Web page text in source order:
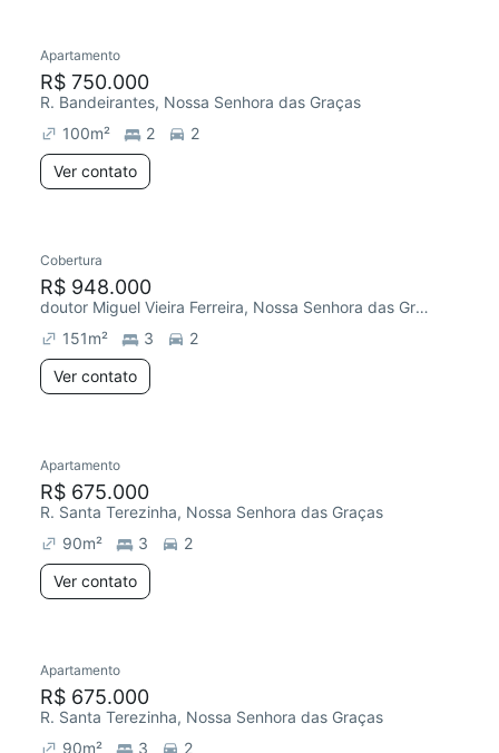
Apartamento
R$ 750.000
R. Bandeirantes, Nossa Senhora das Graças
100m² 2
2
Ver contato
Cobertura
R$ 948.000
doutor Miguel Vieira Ferreira, Nossa Senhora das Graças
151m² 3
2
Ver contato
Apartamento
R$ 675.000
R. Santa Terezinha, Nossa Senhora das Graças
90m² 3
2
Ver contato
Apartamento
R$ 675.000
R. Santa Terezinha, Nossa Senhora das Graças
90m² 3 2